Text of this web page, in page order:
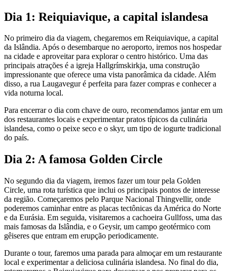
Dia 1: Reiquiavique, a capital islandesa
No primeiro dia da viagem, chegaremos em Reiquiavique, a capital
da Islândia. Após o desembarque no aeroporto, iremos nos hospedar
na cidade e aproveitar para explorar o centro histórico. Uma das
principais atrações é a igreja Hallgrímskirkja, uma construção
impressionante que oferece uma vista panorâmica da cidade. Além
disso, a rua Laugavegur é perfeita para fazer compras e conhecer a
vida noturna local.
Para encerrar o dia com chave de ouro, recomendamos jantar em um
dos restaurantes locais e experimentar pratos típicos da culinária
islandesa, como o peixe seco e o skyr, um tipo de iogurte tradicional
do país.
Dia 2: A famosa Golden Circle
No segundo dia da viagem, iremos fazer um tour pela Golden
Circle, uma rota turística que inclui os principais pontos de interesse
da região. Começaremos pelo Parque Nacional Thingvellir, onde
poderemos caminhar entre as placas tectônicas da América do Norte
e da Eurásia. Em seguida, visitaremos a cachoeira Gullfoss, uma das
mais famosas da Islândia, e o Geysir, um campo geotérmico com
gêiseres que entram em erupção periodicamente.
Durante o tour, faremos uma parada para almoçar em um restaurante
local e experimentar a deliciosa culinária islandesa. No final do dia,